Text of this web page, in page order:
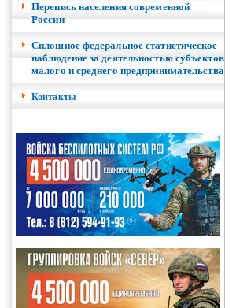
Перепись населения современной
России
Сплошное федеральное статистическое
наблюдение за деятельностью субъектов
малого и среднего предпринимательства
Контакты